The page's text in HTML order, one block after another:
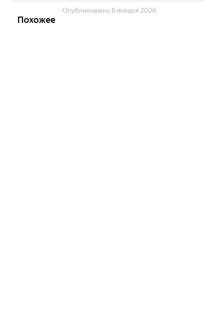
Опубликовано: 6 января 2026
Похожее